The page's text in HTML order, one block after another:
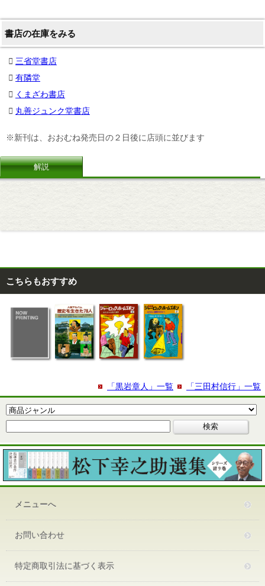
書店の在庫をみる
三省堂書店
有隣堂
くまざわ書店
丸善ジュンク堂書店
※新刊は、おおむね発売日の２日後に店頭に並びます
解説
こちらもおすすめ
「三田村信行」一覧
「黒岩章人」一覧
メニューへ
お問い合わせ
特定商取引法に基づく表示